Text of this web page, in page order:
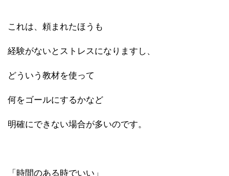
これは、頼まれたほうも
経験がないとストレスになりますし、
どういう教材を使って
何をゴールにするかなど
明確にできない場合が多いのです。
「時間のある時でいい」